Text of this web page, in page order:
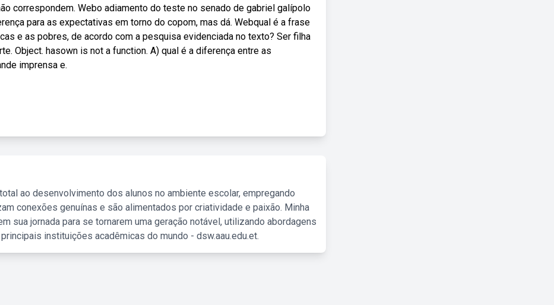
correspondem. Webo adiamento do teste no senado de gabriel galípolo
para as expectativas em torno do copom, mas dá. Webqual é a frase
e as pobres, de acordo com a pesquisa evidenciada no texto? Ser filha
Object. hasown is not a function. A) qual é a diferença entre as
imprensa e.
ao desenvolvimento dos alunos no ambiente escolar, empregando
conexões genuínas e são alimentados por criatividade e paixão. Minha
sua jornada para se tornarem uma geração notável, utilizando abordagens
instituições acadêmicas do mundo - dsw.aau.edu.et.